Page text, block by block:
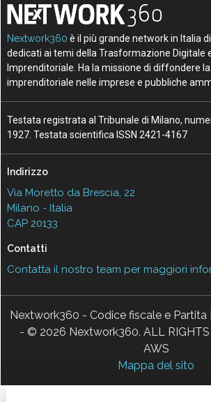
Nextwork360 è il più grande network in Italia
dedicati ai temi della Trasformazione Digitale
Imprenditoriale. Ha la missione di diffondere
imprenditoriale nelle imprese e pubbliche
Testata registrata al Tribunale di Milano,
1927. Testata scientifica ISSN 2421-4167
Indirizzo
Via Moretto da Brescia, 22
Milano - Italia
CAP 20133
Contatti
Contatta il nostro team per maggiori
Nextwork360 - Codice fiscale e Partita
- © 2026 Nextwork360. ALL RIGHTS
AWS
Mappa del sito